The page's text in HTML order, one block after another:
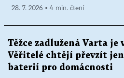
28. 7. 2026 ▪ 4 min. čtení
Těžce zadlužená Varta je
Věřitelé chtějí převzít
baterií pro domácnosti